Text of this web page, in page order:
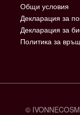
Общи условия
Декларация за
Декларация за
Политика за
©